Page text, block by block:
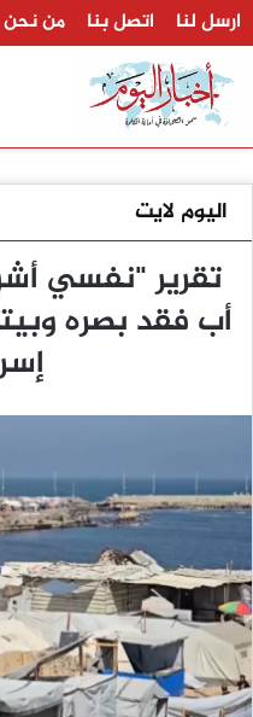
ارسل لنا اتصل بنا من نحن
اليوم لايت
تقرير "نفسي
أب فقد بصره